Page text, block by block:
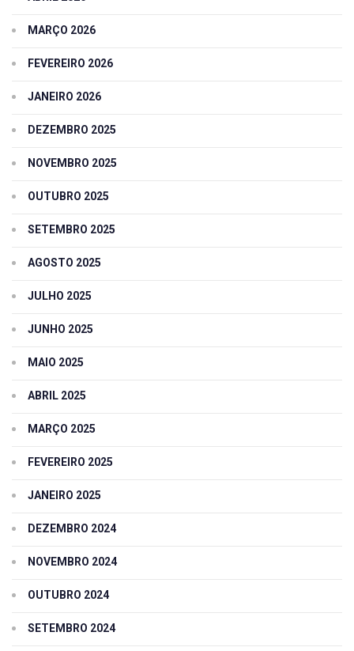
MARÇO 2026
FEVEREIRO 2026
JANEIRO 2026
DEZEMBRO 2025
NOVEMBRO 2025
OUTUBRO 2025
SETEMBRO 2025
AGOSTO 2025
JULHO 2025
JUNHO 2025
MAIO 2025
ABRIL 2025
MARÇO 2025
FEVEREIRO 2025
JANEIRO 2025
DEZEMBRO 2024
NOVEMBRO 2024
OUTUBRO 2024
SETEMBRO 2024